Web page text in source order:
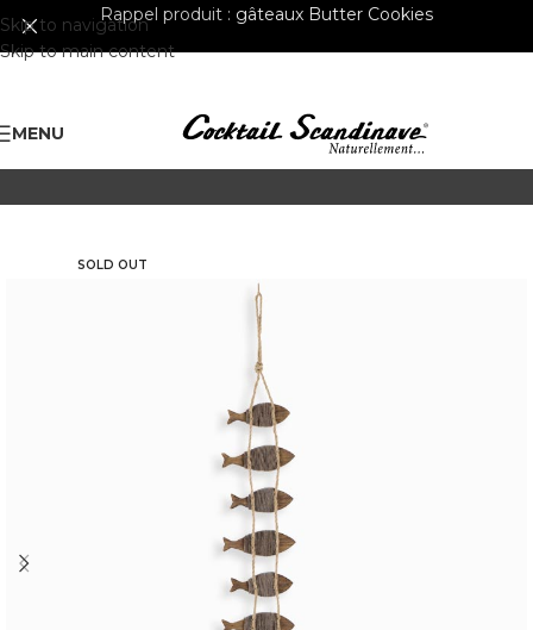
Skip to navigation
Skip to main content
Rappel produit : gâteaux Butter Cookies
MENU
SOLD OUT